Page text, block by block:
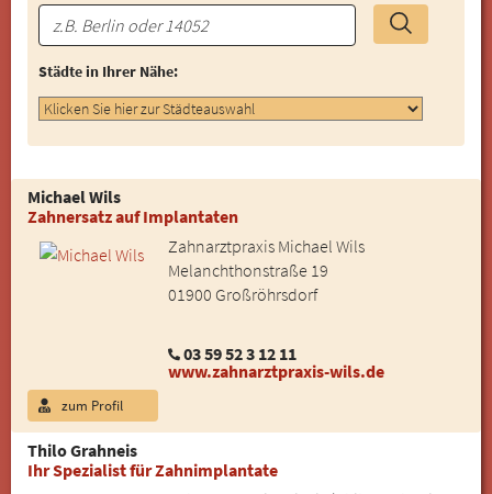
Städte in Ihrer Nähe:
Michael Wils
Zahnersatz auf Implantaten
Zahnarztpraxis Michael Wils
Melanchthonstraße 19
01900 Großröhrsdorf
03 59 52 3 12 11
www.zahnarztpraxis-wils.de
zum Profil
Thilo Grahneis
Ihr Spezialist für Zahnimplantate